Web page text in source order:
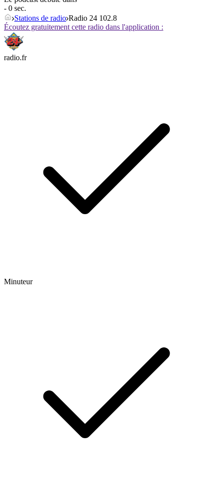
- 0 sec.
Stations de radio Radio 24 102.8
Écoutez gratuitement cette radio dans l'application :
radio.fr
Minuteur